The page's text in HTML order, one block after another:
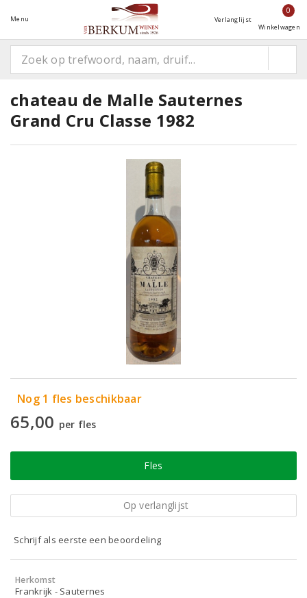
Menu Verlanglijst
0
Winkelwagen
chateau de Malle Sauternes
Grand Cru Classe 1982
Nog 1 fles beschikbaar
65,00 per fles
Fles
Op verlanglijst
Schrijf als eerste een beoordeling
Herkomst
Frankrijk - Sauternes